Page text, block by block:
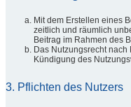
Mit dem Erstellen eines
zeitlich und räumlich
Beitrag im Rahmen des
Das Nutzungsrecht
Kündigung des
3. Pflichten des Nutzers